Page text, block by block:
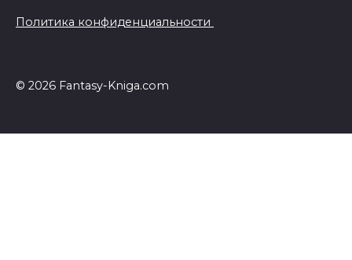
Политика конфиденциальности
© 2026 Fantasy-Kniga.com